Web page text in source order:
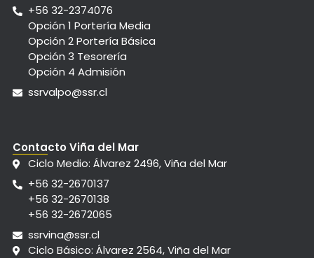
+56 32-2374076
Opción 1 Portería Media
Opción 2 Portería Básica
Opción 3 Tesorería
Opción 4 Admisión
ssrvalpo@ssr.cl
Contacto Viña del Mar
Ciclo Medio: Álvarez 2496, Viña del Mar
+56 32-2670137
+56 32-2670138
+56 32-2672065
ssrvina@ssr.cl
Ciclo Básico: Álvarez 2564, Viña del Mar